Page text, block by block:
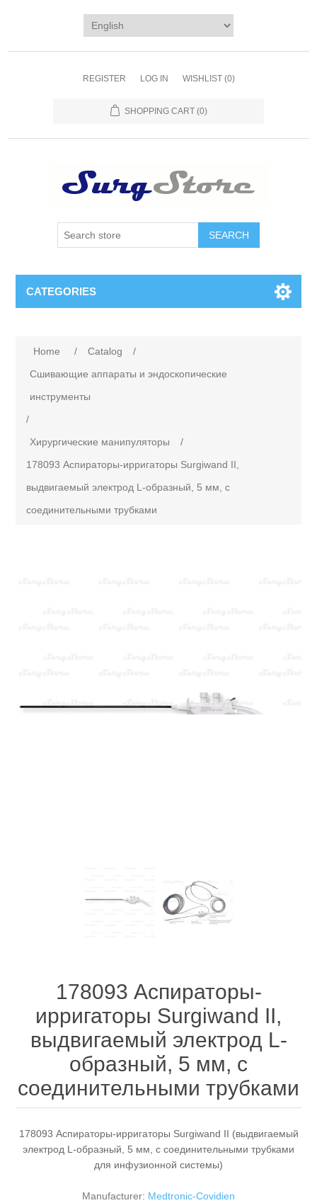
REGISTER LOG IN WISHLIST (0)
SHOPPING CART (0)
SEARCH
CATEGORIES
Home / Сatalog
/
Сшивающие аппараты и эндоскопические
инструменты
/
Хирургические манипуляторы
/
178093 Аспираторы-ирригаторы Surgiwand II,
выдвигаемый электрод L-образный, 5 мм, с
соединительными трубками
178093 Аспираторы-
ирригаторы Surgiwand II,
выдвигаемый электрод L-
образный, 5 мм, с
соединительными трубками
178093 Аспираторы-ирригаторы Surgiwand II (выдвигаемый
электрод L-образный, 5 мм, с соединительными трубками
для инфузионной системы)
Manufacturer: Medtronic-Covidien